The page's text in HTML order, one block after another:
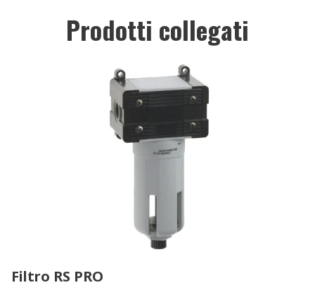
Prodotti collegati
Filtro RS PRO